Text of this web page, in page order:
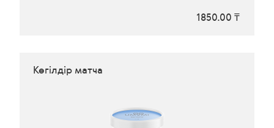
1850.00 ₸
Көгілдір матча